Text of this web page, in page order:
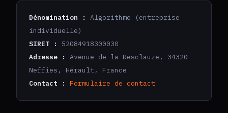
Dénomination :
Algorithme (entreprise
individuelle)
SIRET :
52084918300030
Adresse :
Avenue de la Resclauze, 34320
Neffies, Hérault, France
Contact :
Formulaire de contact